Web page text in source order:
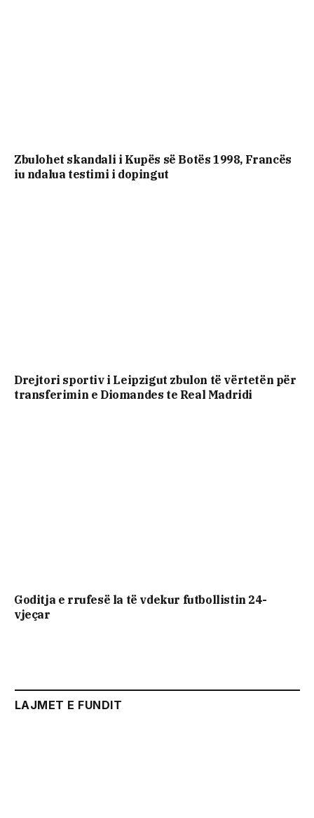
Zbulohet skandali i Kupës së Botës 1998, Francës
iu ndalua testimi i dopingut
Drejtori sportiv i Leipzigut zbulon të vërtetën për
transferimin e Diomandes te Real Madridi
Goditja e rrufesë la të vdekur futbollistin 24-
vjeçar
LAJMET E FUNDIT